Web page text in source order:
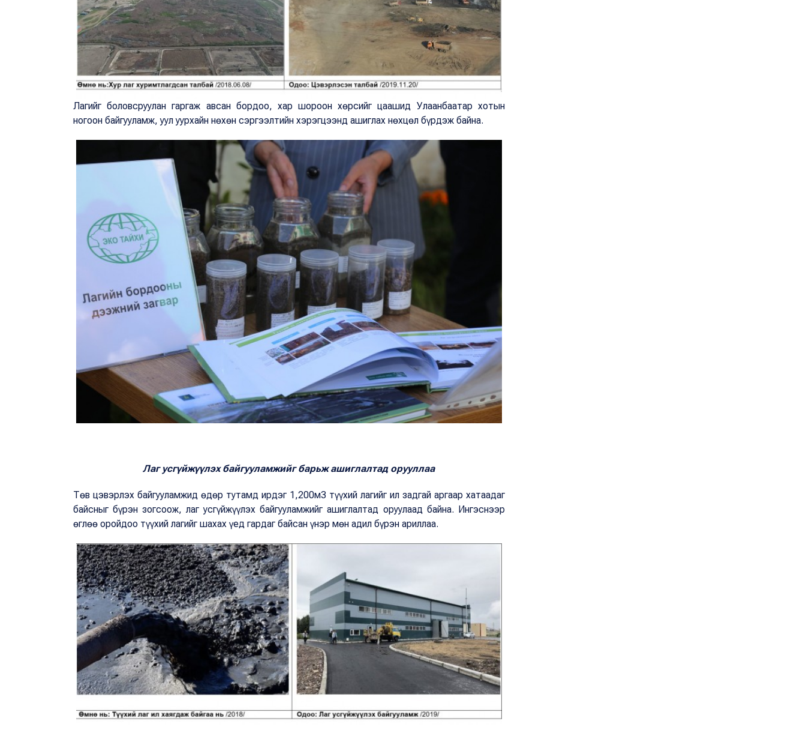
Лагийг боловсруулан гаргаж авсан бордоо, хар шороон хөрсийг цаашид Улаанбаатар хотын
ногоон байгууламж, уул уурхайн нөхөн сэргээлтийн хэрэгцээнд ашиглах нөхцөл бүрдэж байна.
Лаг усгүйжүүлэх байгууламжийг барьж ашиглалтад орууллаа
Төв цэвэрлэх байгууламжид өдөр тутамд ирдэг 1,200м3 түүхий лагийг ил задгай аргаар хатаадаг
байсныг бүрэн зогсоож, лаг усгүйжүүлэх байгууламжийг ашиглалтад оруулаад байна. Ингэснээр
өглөө оройдоо түүхий лагийг шахах үед гардаг байсан үнэр мөн адил бүрэн ариллаа.